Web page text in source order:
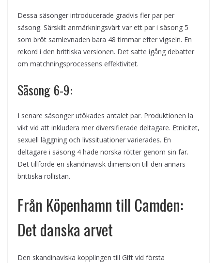
Dessa säsonger introducerade gradvis fler par per
säsong. Särskilt anmärkningsvärt var ett par i säsong 5
som bröt samlevnaden bara 48 timmar efter vigseln. En
rekord i den brittiska versionen. Det satte igång debatter
om matchningsprocessens effektivitet.
Säsong 6-9:
I senare säsonger utökades antalet par. Produktionen la
vikt vid att inkludera mer diversifierade deltagare. Etnicitet,
sexuell läggning och livssituationer varierades. En
deltagare i säsong 4 hade norska rötter genom sin far.
Det tillförde en skandinavisk dimension till den annars
brittiska rollistan.
Från Köpenhamn till Camden:
Det danska arvet
Den skandinaviska kopplingen till Gift vid första